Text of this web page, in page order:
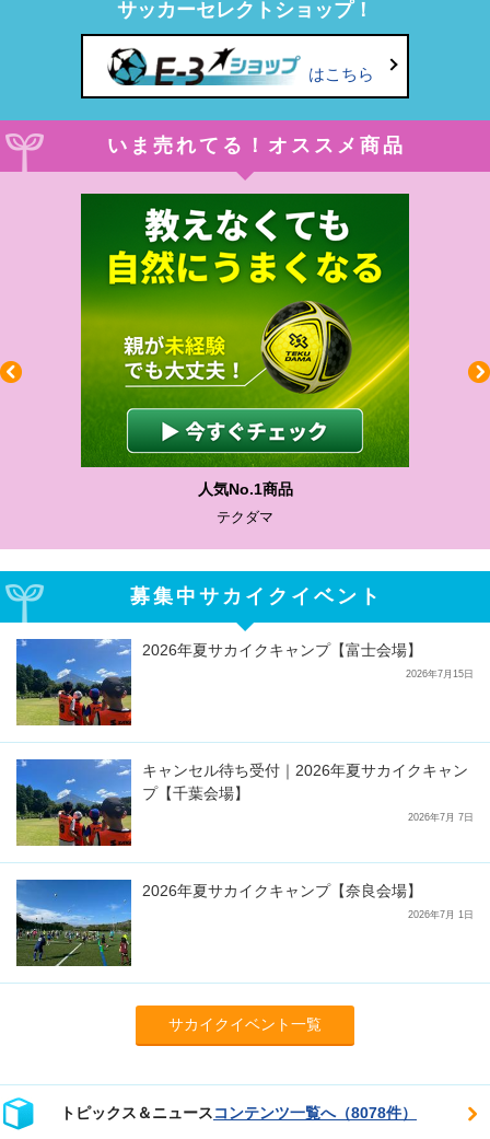
サッカーセレクトショップ！
はこちら
いま売れてる！オススメ商品
人気No.1商品
テクダマ
募集中サカイクイベント
2026年夏サカイクキャンプ【富士会場】
2026年7月15日
キャンセル待ち受付｜2026年夏サカイクキャン
プ【千葉会場】
2026年7月 7日
2026年夏サカイクキャンプ【奈良会場】
2026年7月 1日
サカイクイベント一覧
トピックス＆ニュースコンテンツ一覧へ（8078件）